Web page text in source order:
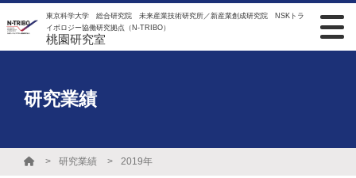
東京科学大学 総合研究院 未来産業技術研究所／新産業創成研究院 NSKトラ
イボロジー協働研究拠点（N-TRIBO）
桃園研究室
研究業績
研究業績 2019年